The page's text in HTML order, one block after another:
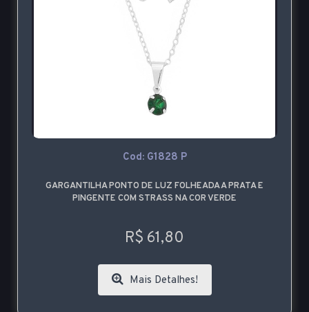
Cod: G1828 P
GARGANTILHA PONTO DE LUZ FOLHEADA A PRATA E
PINGENTE COM STRASS NA COR VERDE
R$ 61,80
Mais Detalhes!